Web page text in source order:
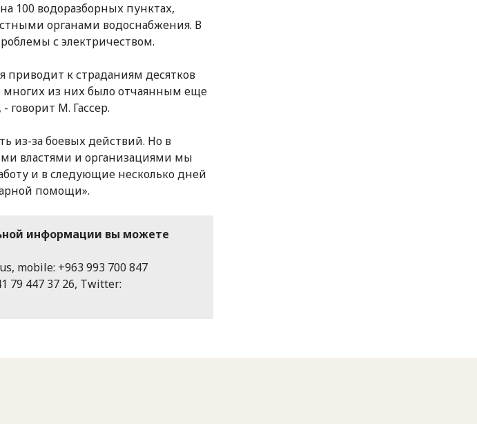
100 водоразборных пунктах,
органами водоснабжения. В
с электричеством.
приводит к страданиям десятков
из них было отчаянным еще
говорит М. Гассер.
из-за боевых действий. Но в
властями и организациями мы
и в следующие несколько дней
помощи».
информации вы можете
mobile: +963 993 700 847
79 447 37 26, Twitter: